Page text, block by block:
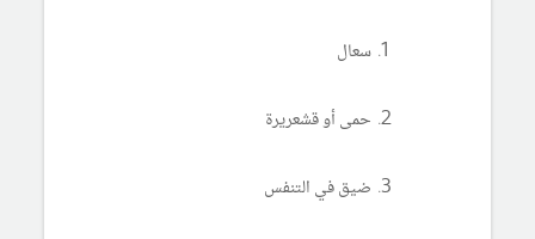
سعال
حمى أو قشعريرة
ضيق في التنفس